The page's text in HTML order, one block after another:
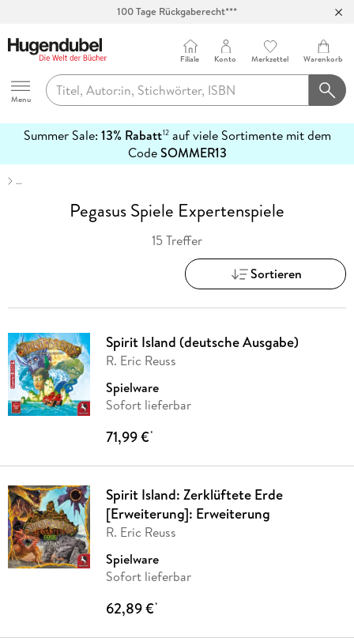
100 Tage Rückgaberecht***
Hugendubel
Menu
Filiale Konto Merkzettel Warenkorb
Summer Sale: 13% Rabatt12auf viele Sortimente mit dem
CodeSOMMER13
erfahren
…
Pegasus Spiele Expertenspiele
15 Treffer
Sortieren
Spirit Island (deutsche Ausgabe)
R. Eric Reuss
Spielware
Sofort lieferbar
71,99 €*
Spirit Island: Zerklüftete Erde
[Erweiterung]: Erweiterung
R. Eric Reuss
Spielware
Sofort lieferbar
62,89 €*